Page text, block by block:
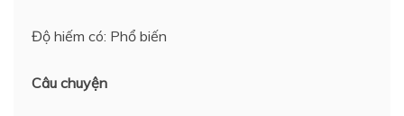
Độ hiếm có: Phổ biến
Câu chuyện